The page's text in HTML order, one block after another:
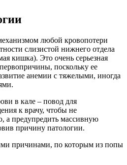
любой кровопотери
слизистой нижнего отдела
кишка). Это очень серьезная
поскольку ее
анемии с тяжелыми, иногда
в кале – повод для
к врачу, чтобы не
а предупредить массивную
причину патологии.
причинами, по которым из попы